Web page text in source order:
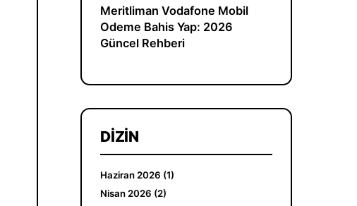
Meritliman Vodafone Mobil
Odeme Bahis Yap: 2026
Güncel Rehberi
DIZIN
Haziran 2026 (1)
Nisan 2026 (2)